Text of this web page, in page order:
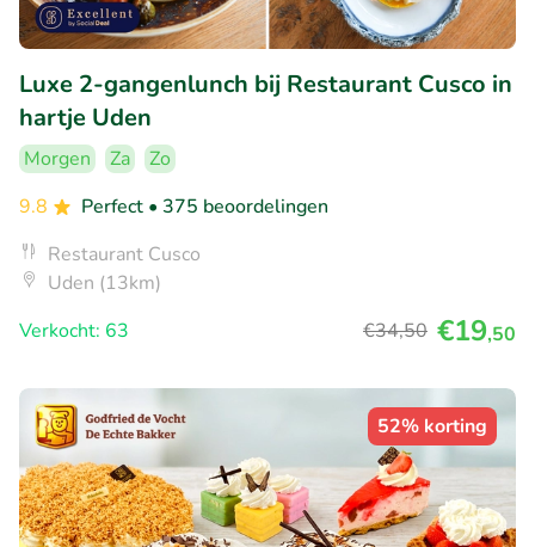
Luxe 2-gangenlunch bij Restaurant Cusco in
hartje Uden
Morgen Za
Zo
9.8
Perfect • 375 beoordelingen
Restaurant Cusco
Uden (13km)
Verkocht: 63
€34,50 €19,50
52% korting